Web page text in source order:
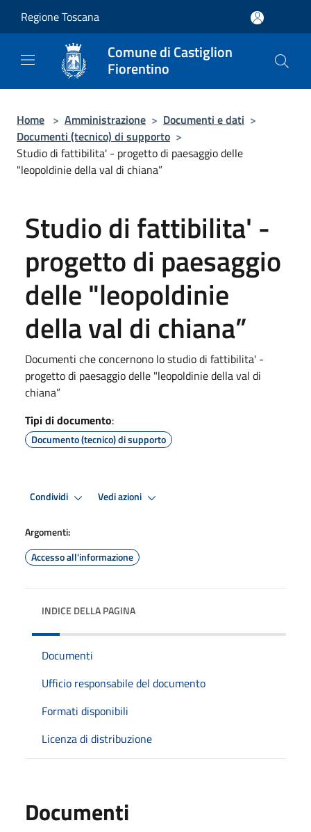
Regione Toscana
Comune di Castiglion
Fiorentino
Home > Amministrazione > Documenti e dati >
Documenti (tecnico) di supporto >
Studio di fattibilita' - progetto di paesaggio delle
"leopoldinie della val di chiana”
Studio di fattibilita' -
progetto di paesaggio
delle "leopoldinie
della val di chiana”
Documenti che concernono lo studio di fattibilita' -
progetto di paesaggio delle "leopoldinie della val di
chiana”
Tipi di documento:
Documento (tecnico) di supporto
Condividi Vedi azioni
Argomenti:
Accesso all'informazione
INDICE DELLA PAGINA
Documenti
Ufficio responsabile del documento
Formati disponibili
Licenza di distribuzione
Documenti